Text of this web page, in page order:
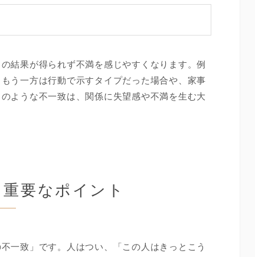
結果が得られず不満を感じやすくなります。例
う一方は行動で示すタイプだった場合や、家事
ような不一致は、関係に失望感や不満を生む大
要なポイント
一致」です。人はつい、「この人はきっとこう